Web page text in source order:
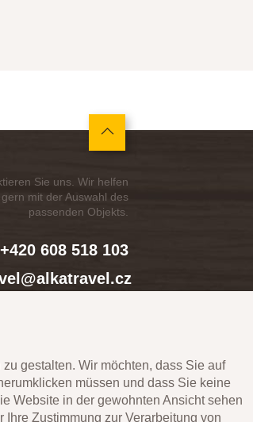
Sie uns. Wir helfen
gern mit der Auswahl des
passenden Objekts.
+420 608 518 103
gestalten. Wir möchten, dass Sie auf
müssen und dass Sie keine
Website in der gewohnten Ansicht sehen
Zustimmung zur Verarbeitung von